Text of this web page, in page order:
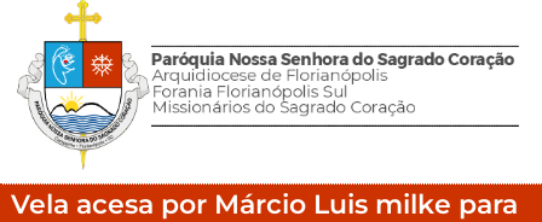
Vela acesa por Márcio Luis milke para